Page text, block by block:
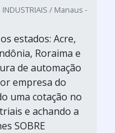
INDUSTRIAIS / Manaus -
estados: Acre,
Roraima e
de automação
empresa do
uma cotação no
e achando a
SOBRE